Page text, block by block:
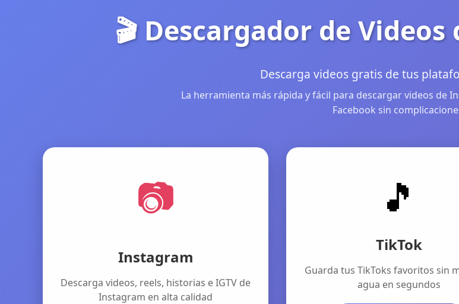
🎬 Descargador de Videos
Descarga videos gratis de tus
La herramienta más rápida y fácil para descargar videos de
Facebook sin
📷
Instagram
Descarga videos, reels, historias e IGTV de
Instagram en alta calidad
🎵
TikTok
Guarda tus TikToks favoritos sin
agua en segundos